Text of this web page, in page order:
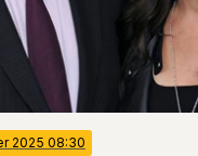
2025 08:30